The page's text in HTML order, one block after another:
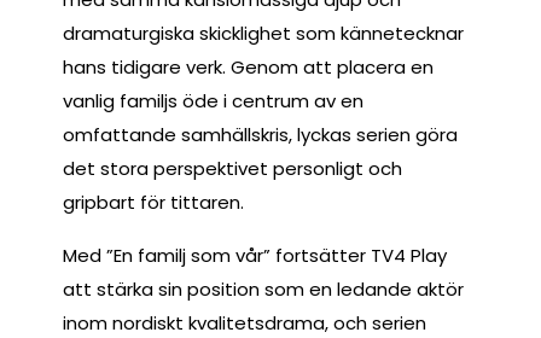
dramaturgiska skicklighet som kännetecknar
hans tidigare verk. Genom att placera en
vanlig familjs öde i centrum av en
omfattande samhällskris, lyckas serien göra
det stora perspektivet personligt och
gripbart för tittaren.
Med ”En familj som vår” fortsätter TV4 Play
att stärka sin position som en ledande aktör
inom nordiskt kvalitetsdrama, och serien